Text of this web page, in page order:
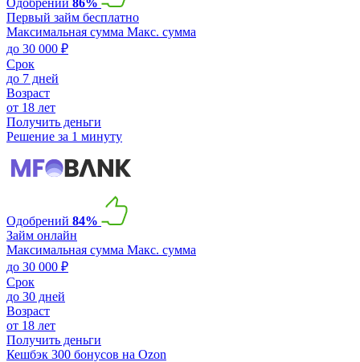
Первый займ бесплатно
Максимальная сумма Макс. сумма
до 30 000 ₽
Срок
до 7 дней
Возраст
от 18 лет
Получить деньги
Решение за 1 минуту
Одобрений 84%
Займ онлайн
Максимальная сумма Макс. сумма
до 30 000 ₽
Срок
до 30 дней
Возраст
от 18 лет
Получить деньги
Кешбэк 300 бонусов на Ozon